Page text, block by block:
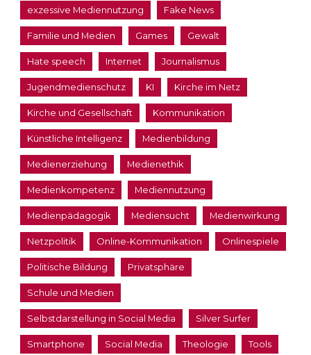
exzessive Mediennutzung Fake News
Familie und Medien Games Gewalt
Hate speech Internet Journalismus
Jugendmedienschutz KI Kirche im Netz
Kirche und Gesellschaft Kommunikation
Künstliche Intelligenz Medienbildung
Medienerziehung Medienethik
Medienkompetenz Mediennutzung
Medienpädagogik Mediensucht Medienwirkung
Netzpolitik Online-Kommunikation Onlinespiele
Politische Bildung Privatsphäre
Schule und Medien
Selbstdarstellung in Social Media Silver Surfer
Smartphone Social Media Theologie Tools